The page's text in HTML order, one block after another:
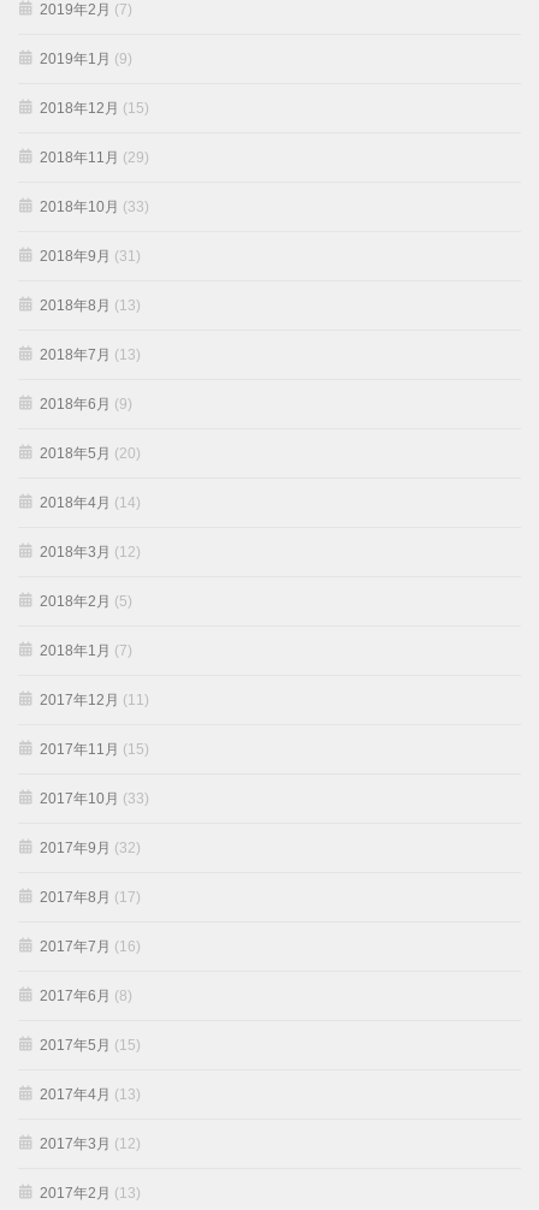
2019年2月 (7)
2019年1月 (9)
2018年12月 (15)
2018年11月 (29)
2018年10月 (33)
2018年9月 (31)
2018年8月 (13)
2018年7月 (13)
2018年6月 (9)
2018年5月 (20)
2018年4月 (14)
2018年3月 (12)
2018年2月 (5)
2018年1月 (7)
2017年12月 (11)
2017年11月 (15)
2017年10月 (33)
2017年9月 (32)
2017年8月 (17)
2017年7月 (16)
2017年6月 (8)
2017年5月 (15)
2017年4月 (13)
2017年3月 (12)
2017年2月 (13)